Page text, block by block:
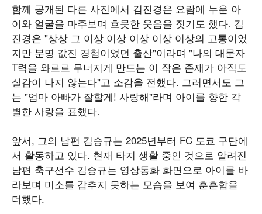
함께 공개된 다른 사진에서 김진경은 요람에 누운 아
이와 얼굴을 마주보며 흐뭇한 웃음을 짓기도 했다. 김
진경은 "상상 그 이상 이상 이상 이상 이상의 고통이었
지만 분명 값진 경험이었던 출산"이라며 "나의 대문자
T력을 와르르 무너지게 만드는 이 작은 존재가 아직도
실감이 나지 않는다"고 소감을 전했다. 그러면서도 그
는 "엄마 아빠가 잘할게! 사랑해"라며 아이를 향한 각
별한 사랑을 표했다.
앞서, 그의 남편 김승규는 2025년부터 FC 도쿄 구단에
서 활동하고 있다. 현재 타지 생활 중인 것으로 알려진
남편 축구선수 김승규는 영상통화 화면으로 아이를 바
라보며 미소를 감추지 못하는 모습을 보여 훈훈함을
더했다.